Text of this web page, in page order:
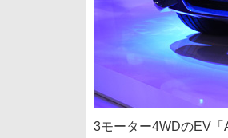
3モーター4WDのEV「